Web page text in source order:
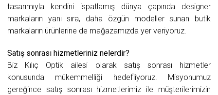
tasarımıyla kendini ispatlamış dünya çapında designer
markaların yanı sıra, daha özgün modeller sunan butik
markaların ürünlerine de mağazamızda yer veriyoruz.
Satış sonrası hizmetleriniz nelerdir?
Biz Kılıç Optik ailesi olarak satış sonrası hizmetler
konusunda mükemmelliği hedefliyoruz. Misyonumuz
gereğince satış sonrası hizmetlerimiz ile müşterilerimizin